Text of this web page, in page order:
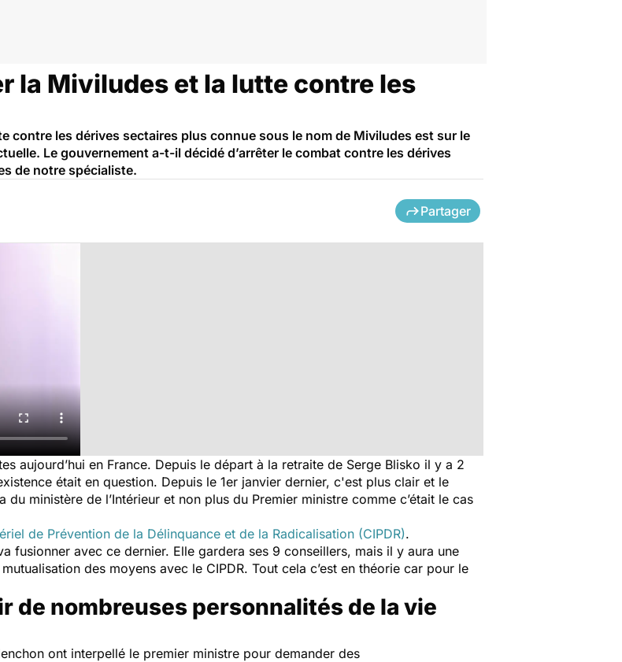
la Miviludes et la lutte contre les
contre les dérives sectaires plus connue sous le nom de Miviludes est sur le
Le gouvernement a-t-il décidé d’arrêter le combat contre les dérives
de notre spécialiste.
Partager
aujourd’hui en France. Depuis le départ à la retraite de Serge Blisko il y a 2
était en question. Depuis le 1er janvier dernier, c'est plus clair et le
ministère de l’Intérieur et non plus du Premier ministre comme c’était le cas
de Prévention de la Délinquance et de la Radicalisation (CIPDR).
fusionner avec ce dernier. Elle gardera ses 9 conseillers, mais il y aura une
des moyens avec le CIPDR. Tout cela c’est en théorie car pour le
de nombreuses personnalités de la vie
ont interpellé le premier ministre pour demander des